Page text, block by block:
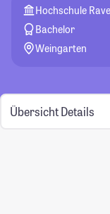
Hochschule
Bachelor
Weingarten
Übersicht Details